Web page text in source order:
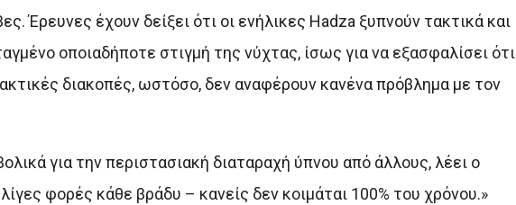
Έρευνες έχουν δείξει ότι οι ενήλικες Hadza ξυπνούν τακτικά και
οποιαδήποτε στιγμή της νύχτας, ίσως για να εξασφαλίσει ότι
διακοπές, ωστόσο, δεν αναφέρουν κανένα πρόβλημα με τον
για την περιστασιακή διαταραχή ύπνου από άλλους, λέει ο
φορές κάθε βράδυ – κανείς δεν κοιμάται 100% του χρόνου.»